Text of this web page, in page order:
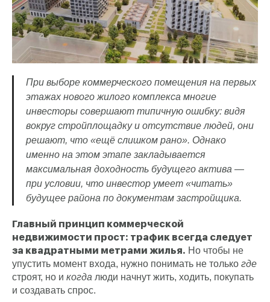
При выборе коммерческого помещения на первых
этажах нового жилого комплекса многие
инвесторы совершают типичную ошибку: видя
вокруг стройплощадку и отсутствие людей, они
решают, что «ещё слишком рано». Однако
именно на этом этапе закладывается
максимальная доходность будущего актива —
при условии, что инвестор умеет «читать»
будущее района по документам застройщика.
Главный принцип коммерческой
недвижимости прост: трафик всегда следует
за квадратными метрами жилья. Но чтобы не
упустить момент входа, нужно понимать не только где
строят, но и когда люди начнут жить, ходить, покупать
и создавать спрос.